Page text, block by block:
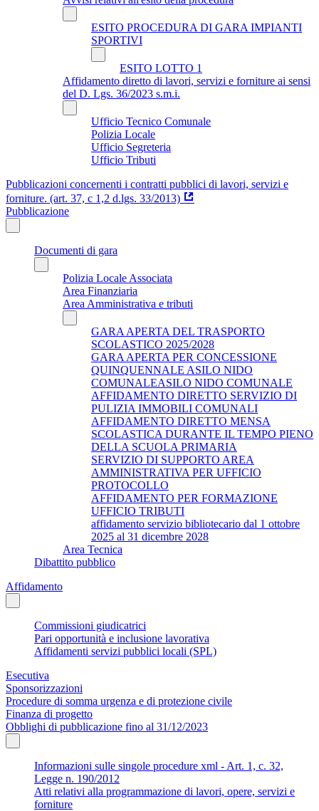
ESITO PROCEDURA DI GARA IMPIANTI
SPORTIVI
ESITO LOTTO 1
Affidamento diretto di lavori, servizi e forniture ai sensi
del D. Lgs. 36/2023 s.m.i.
Ufficio Tecnico Comunale
Polizia Locale
Ufficio Segreteria
Ufficio Tributi
Pubblicazioni concernenti i contratti pubblici di lavori, servizi e
forniture. (art. 37, c 1,2 d.lgs. 33/2013)
Pubblicazione
Documenti di gara
Polizia Locale Associata
Area Finanziaria
Area Amministrativa e tributi
GARA APERTA DEL TRASPORTO
SCOLASTICO 2025/2028
GARA APERTA PER CONCESSIONE
QUINQUENNALE ASILO NIDO
COMUNALEASILO NIDO COMUNALE
AFFIDAMENTO DIRETTO SERVIZIO DI
PULIZIA IMMOBILI COMUNALI
AFFIDAMENTO DIRETTO MENSA
SCOLASTICA DURANTE IL TEMPO PIENO
DELLA SCUOLA PRIMARIA
SERVIZIO DI SUPPORTO AREA
AMMINISTRATIVA PER UFFICIO
PROTOCOLLO
AFFIDAMENTO PER FORMAZIONE
UFFICIO TRIBUTI
affidamento servizio bibliotecario dal 1 ottobre
2025 al 31 dicembre 2028
Area Tecnica
Dibattito pubblico
Affidamento
Commissioni giudicatrici
Pari opportunità e inclusione lavorativa
Affidamenti servizi pubblici locali (SPL)
Esecutiva
Sponsorizzazioni
Procedure di somma urgenza e di protezione civile
Finanza di progetto
Obblighi di pubblicazione fino al 31/12/2023
Informazioni sulle singole procedure xml - Art. 1, c. 32,
Legge n. 190/2012
Atti relativi alla programmazione di lavori, opere, servizi e
forniture